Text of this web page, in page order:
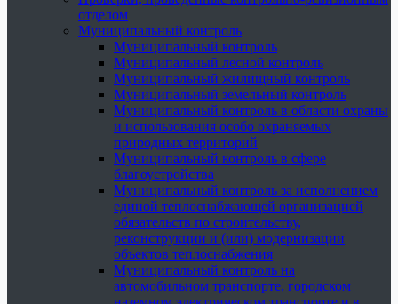
отделом
Муниципальный контроль
Муниципальный контроль
Муниципальный лесной контроль
Муниципальный жилищный контроль
Муниципальный земельный контроль
Муниципальный контроль в области охраны
и использования особо охраняемых
природных территорий
Муниципальный контроль в сфере
благоустройства
Муниципальный контроль за исполнением
единой теплоснабжающей организацией
обязательств по строительству,
реконструкции и (или) модернизации
объектов теплоснабжения
Муниципальный контроль на
автомобильном транспорте, городском